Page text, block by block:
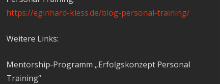
https://eginhard-kiess.de/blog-personal-training/
Weitere Links:
Mentorship-Programm „Erfolgskonzept Personal
Training“